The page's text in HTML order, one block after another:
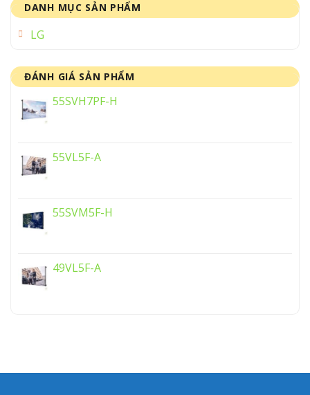
DANH MỤC SẢN PHẨM
LG
ĐÁNH GIÁ SẢN PHẨM
55SVH7PF-H
55VL5F-A
55SVM5F-H
49VL5F-A